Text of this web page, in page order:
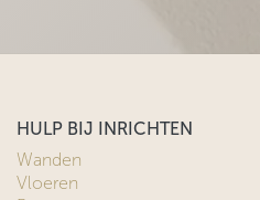
HULP BIJ INRICHTEN
Wanden
Vloeren